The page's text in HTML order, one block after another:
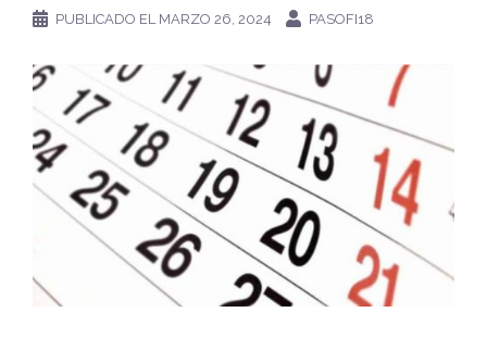
PUBLICADO EL MARZO 26, 2024 PASOFI18